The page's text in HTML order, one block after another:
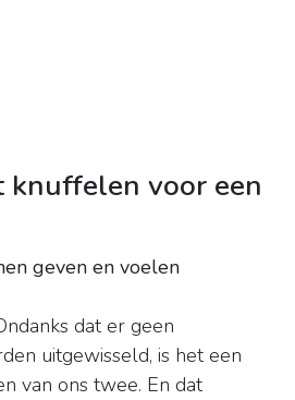
voor een
geven en voelen
dat er geen
uitgewisseld, is het een
van ons twee. En dat